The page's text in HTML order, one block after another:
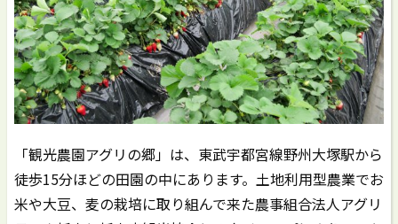
「観光農園アグリの郷」は、東武宇都宮線野州大塚駅から
徒歩15分ほどの田園の中にあります。土地利用型農業でお
米や大豆、麦の栽培に取り組んで来た農事組合法人アグリ